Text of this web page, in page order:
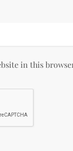
in this